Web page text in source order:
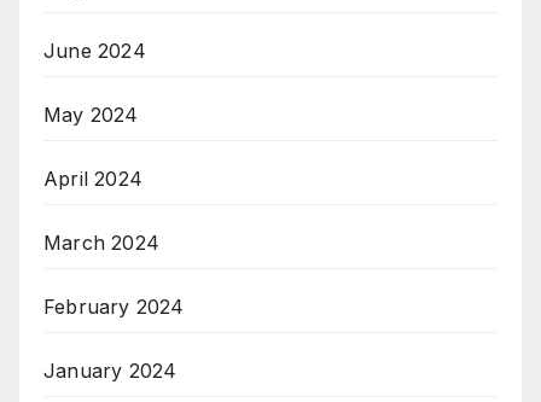
June 2024
May 2024
April 2024
March 2024
February 2024
January 2024